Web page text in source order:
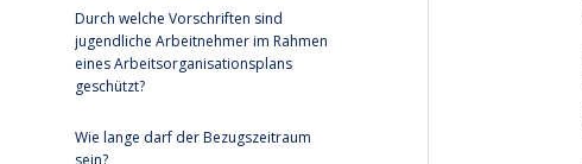
Durch welche Vorschriften sind
jugendliche Arbeitnehmer im Rahmen
eines Arbeitsorganisationsplans
geschützt?
Wie lange darf der Bezugszeitraum
sein?